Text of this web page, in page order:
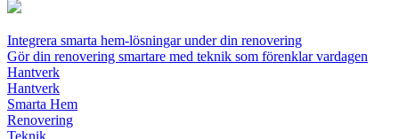
Integrera smarta hem-lösningar under din renovering
Gör din renovering smartare med teknik som förenklar vardagen
Hantverk
Hantverk
Smarta Hem
Renovering